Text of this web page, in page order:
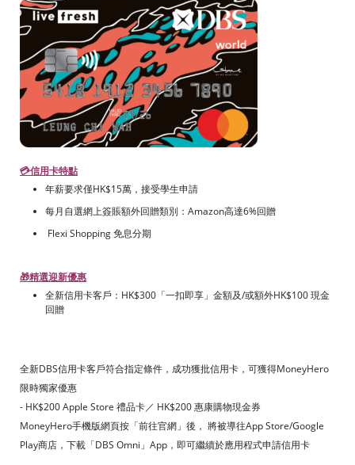
💳信用卡特點
年薪要求僅HK$15萬，接受學生申請
每月自選網上簽賬額外回贈類別：Amazon高達6%回贈
Flexi Shopping 免息分期
🎁精選迎新優惠
全新信用卡客戶：HK$300「一扣即享」金額及/或額外HK$100 現金
回贈
全新DBS信用卡客戶符合指定條件，成功獲批信用卡，可獲得MoneyHero
限時獨家優惠
- HK$200 Apple Store 禮品卡／ HK$200 惠康購物現金券
MoneyHero手機版網頁按「前往官網」後， 將被導往App Store/Google
Play商店，下載「DBS Omni」App，即可繼續於應用程式申請信用卡